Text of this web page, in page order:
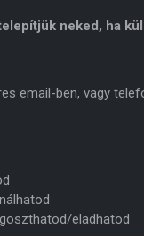
neked, ha
email-ben, vagy
eladhatod